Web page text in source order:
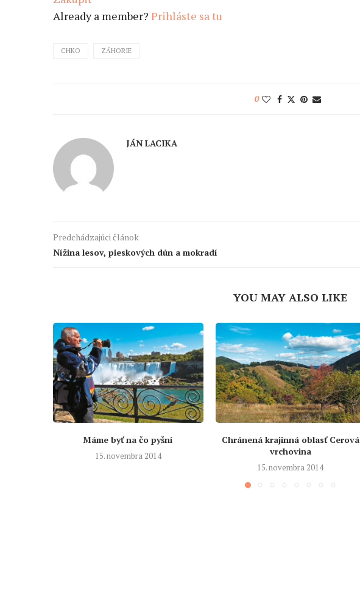
Already a member? Prihláste sa tu
CHKO ZÁHORIE
0
JÁN LACIKA
Predchádzajúci článok
Nížina lesov, pieskových dún a mokradí
YOU MAY ALSO LIKE
Máme byť na čo pyšní
15. novembra 2014
Chránená krajinná oblasť Cerová
vrchovina
15. novembra 2014